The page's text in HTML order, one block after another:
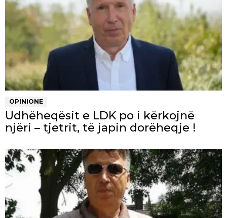
OPINIONE
Udhëheqësit e LDK po i kërkojnë
njëri – tjetrit, të japin dorëheqje !